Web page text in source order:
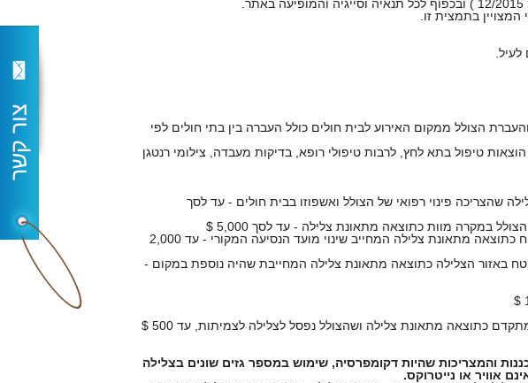
המצויין בתמצית זו.
והעברת הצולל ממקום האירוע לבית חולים כולל העברה בין בתי חולים לפי
טיפול בתא לחץ, לרבות טיפולי רופא, בדיקות מעבדה, צילומי רנטגן
שהצריכה פינוי רפואי של הצולל ואשפוזו בבית חולים - עד לסך
3. החזר הוצאות עבור כרטיס נסיעה חלופי של הצולל המבוטח כתוצאה מתאונת צלילה המחייב שינוי מועד הנסיעה המקורי - עד 2,000
באזור הצלילה כתוצאה מתאונת צלילה המחייבת שהיה נוספת במקום -
והמצריכות שהיות דקומפרסיה, שימוש במספר גזים שונים בצלילה
אוויר או נייטרוקס.